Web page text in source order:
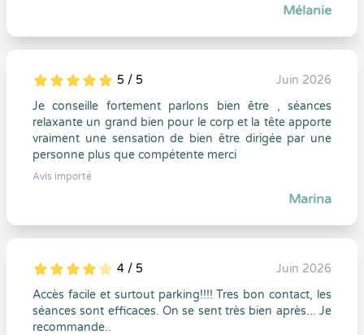
Mélanie
5
1
5
0 5 / 5
Juin 2026
Je conseille fortement parlons bien être , séances
relaxante un grand bien pour le corp et la tête apporte
vraiment une sensation de bien être dirigée par une
personne plus que compétente merci
Avis importé
Marina
5
1
4
0 4 / 5
Juin 2026
Accès facile et surtout parking!!!! Tres bon contact, les
séances sont efficaces. On se sent très bien après... Je
recommande..